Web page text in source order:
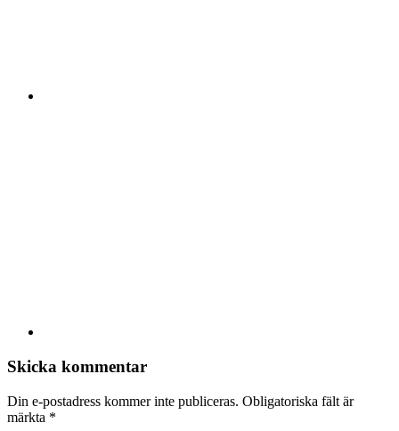
Skicka kommentar
Din e-postadress kommer inte publiceras. Obligatoriska fält är
märkta *